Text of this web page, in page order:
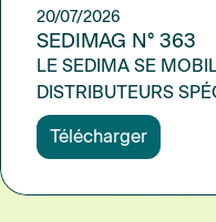
20/07/2026
SEDIMAG N° 363
LE SEDIMA SE
DISTRIBUTEURS
Télécharger